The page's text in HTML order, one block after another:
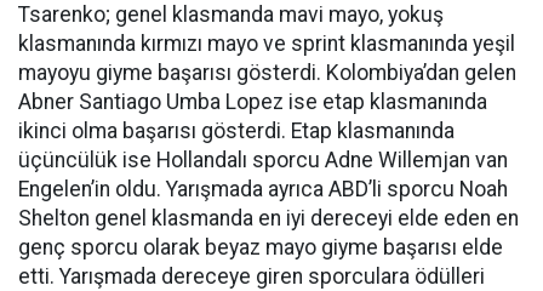
Tsarenko; genel klasmanda mavi mayo, yokuş
klasmanında kırmızı mayo ve sprint klasmanında yeşil
mayoyu giyme başarısı gösterdi. Kolombiya’dan gelen
Abner Santiago Umba Lopez ise etap klasmanında
ikinci olma başarısı gösterdi. Etap klasmanında
üçüncülük ise Hollandalı sporcu Adne Willemjan van
Engelen’in oldu. Yarışmada ayrıca ABD’li sporcu Noah
Shelton genel klasmanda en iyi dereceyi elde eden en
genç sporcu olarak beyaz mayo giyme başarısı elde
etti. Yarışmada dereceye giren sporculara ödülleri